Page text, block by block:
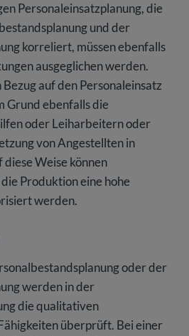
Personaleinsatzplanung, die
und der
korreliert, müssen ebenfalls
ausgeglichen werden.
auf den Personaleinsatz
Grund ebenfalls die
oder Leiharbeitern oder
von Angestellten in
Weise können
Produktion eine hohe
werden.
oder der
werden in der
die qualitativen
überprüft. Bei einer